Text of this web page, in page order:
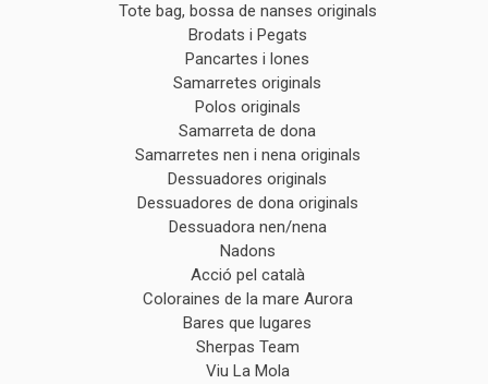
Tote bag, bossa de nanses originals
Brodats i Pegats
Pancartes i lones
Samarretes originals
Polos originals
Samarreta de dona
Samarretes nen i nena originals
Dessuadores originals
Dessuadores de dona originals
Dessuadora nen/nena
Nadons
Acció pel català
Coloraines de la mare Aurora
Bares que lugares
Sherpas Team
Viu La Mola